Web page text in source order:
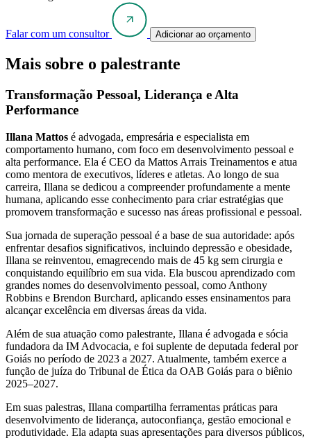
Falar com um consultor Adicionar ao orçamento
Mais sobre o palestrante
Transformação Pessoal, Liderança e Alta
Performance
Illana Mattos é advogada, empresária e especialista em
comportamento humano, com foco em desenvolvimento pessoal e
alta performance. Ela é CEO da Mattos Arrais Treinamentos e atua
como mentora de executivos, líderes e atletas. Ao longo de sua
carreira, Illana se dedicou a compreender profundamente a mente
humana, aplicando esse conhecimento para criar estratégias que
promovem transformação e sucesso nas áreas profissional e pessoal.
Sua jornada de superação pessoal é a base de sua autoridade: após
enfrentar desafios significativos, incluindo depressão e obesidade,
Illana se reinventou, emagrecendo mais de 45 kg sem cirurgia e
conquistando equilíbrio em sua vida. Ela buscou aprendizado com
grandes nomes do desenvolvimento pessoal, como Anthony
Robbins e Brendon Burchard, aplicando esses ensinamentos para
alcançar excelência em diversas áreas da vida.
Além de sua atuação como palestrante, Illana é advogada e sócia
fundadora da IM Advocacia, e foi suplente de deputada federal por
Goiás no período de 2023 a 2027. Atualmente, também exerce a
função de juíza do Tribunal de Ética da OAB Goiás para o biênio
2025–2027.
Em suas palestras, Illana compartilha ferramentas práticas para
desenvolvimento de liderança, autoconfiança, gestão emocional e
produtividade. Ela adapta suas apresentações para diversos públicos,